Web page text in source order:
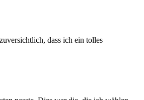
dass ich ein tolles